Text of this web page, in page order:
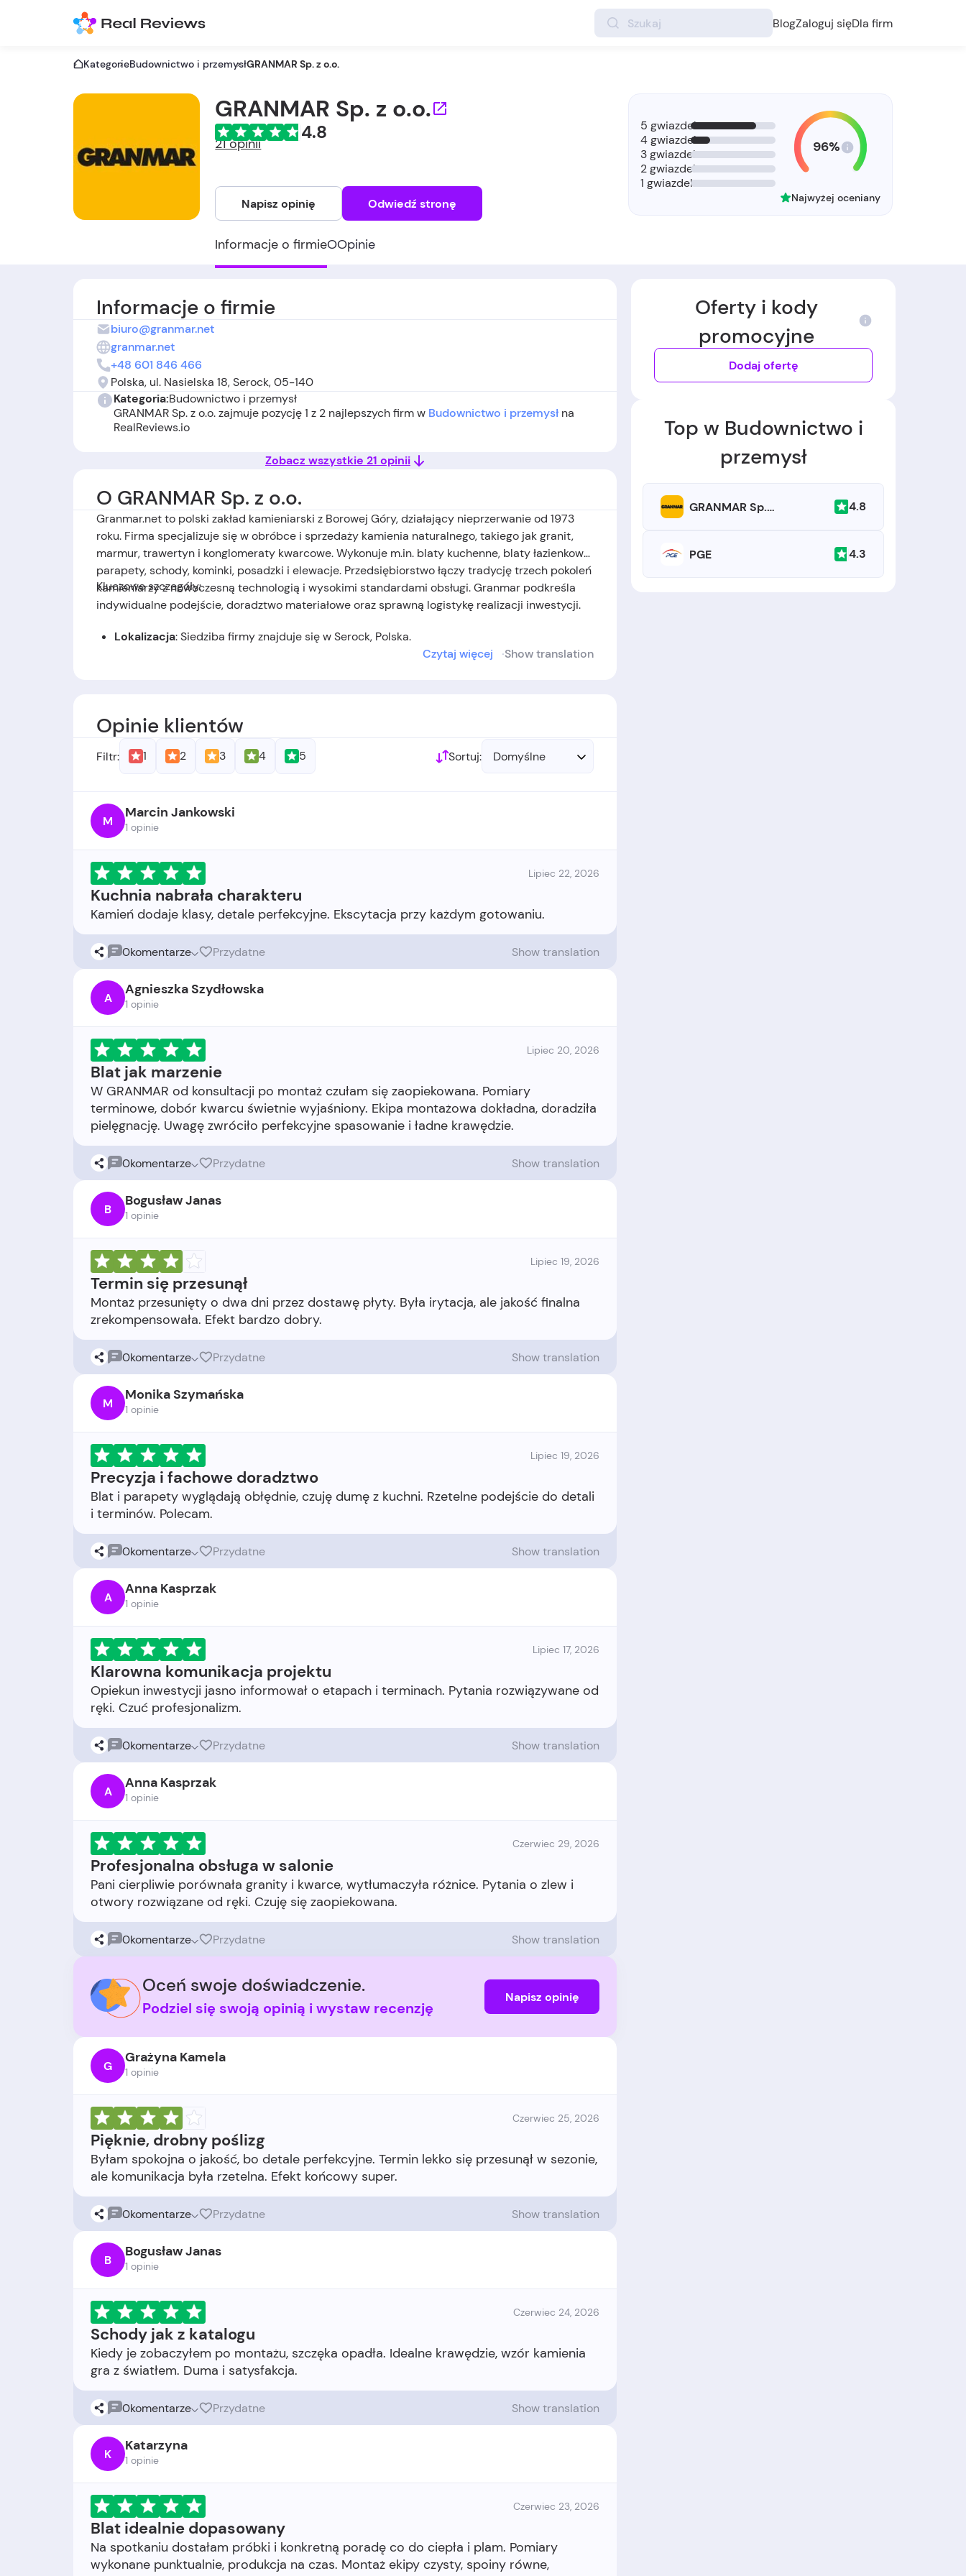
BlogZaloguj sięDla firm
KategorieBudownictwo i przemysłGRANMAR Sp. z o.o.
GRANMAR Sp. z o.o.
4.8
21 opinii
Napisz opinię Odwiedź stronę
Informacje o firmieOOpinie
5 gwiazdek
4 gwiazdek
3 gwiazdek
2 gwiazdek
1 gwiazdek
96%
Najwyżej oceniany
Informacje o firmie
biuro@granmar.net
granmar.net
+48 601 846 466
Polska, ul. Nasielska 18, Serock, 05-140
Kategoria:Budownictwo i przemysł
GRANMAR Sp. z o.o. zajmuje pozycję 1 z 2 najlepszych firm w Budownictwo i przemysł na
RealReviews.io
Zobacz wszystkie 21 opinii
O GRANMAR Sp. z o.o.
Granmar.net to polski zakład kamieniarski z Borowej Góry, działający nieprzerwanie od 1973
roku. Firma specjalizuje się w obróbce i sprzedaży kamienia naturalnego, takiego jak granit,
marmur, trawertyn i konglomeraty kwarcowe. Wykonuje m.in. blaty kuchenne, blaty łazienkowe,
parapety, schody, kominki, posadzki i elewacje. Przedsiębiorstwo łączy tradycję trzech pokoleń
kamieniarzy z nowoczesną technologią i wysokimi standardami obsługi. Granmar podkreśla
indywidualne podejście, doradztwo materiałowe oraz sprawną logistykę realizacji inwestycji.
Kluczowe szczegóły:
Lokalizacja: Siedziba firmy znajduje się w Serock, Polska.
Czytaj więcej Show translation
Oferty i kody
promocyjne
Dodaj ofertę
Top w Budownictwo i
przemysł
GRANMAR Sp. z o.o. 4.8
PGE 4.3
Opinie klientów
Sortuj: Domyślne
Filtr: 1 2 3 4 5
M Marcin Jankowski
1 opinie
Lipiec 22, 2026
Kuchnia nabrała charakteru
0komentarze Przydatne Show translation
A Agnieszka Szydłowska
1 opinie
Lipiec 20, 2026
Blat jak marzenie
W GRANMAR od konsultacji po montaż czułam się zaopiekowana. Pomiary
terminowe, dobór kwarcu świetnie wyjaśniony. Ekipa montażowa dokładna, doradziła
0komentarze Przydatne Show translation
B Bogusław Janas
1 opinie
Lipiec 19, 2026
Termin się przesunął
Montaż przesunięty o dwa dni przez dostawę płyty. Była irytacja, ale jakość finalna
0komentarze Przydatne Show translation
M Monika Szymańska
1 opinie
Lipiec 19, 2026
Precyzja i fachowe doradztwo
Blat i parapety wyglądają obłędnie, czuję dumę z kuchni. Rzetelne podejście do detali
0komentarze Przydatne Show translation
A Anna Kasprzak
1 opinie
Lipiec 17, 2026
Klarowna komunikacja projektu
Opiekun inwestycji jasno informował o etapach i terminach. Pytania rozwiązywane od
0komentarze Przydatne Show translation
A Anna Kasprzak
1 opinie
Czerwiec 29, 2026
Profesjonalna obsługa w salonie
Pani cierpliwie porównała granity i kwarce, wytłumaczyła różnice. Pytania o zlew i
0komentarze Przydatne Show translation
Oceń swoje doświadczenie.
Podziel się swoją opinią i wystaw recenzję
Napisz opinię
G Grażyna Kamela
1 opinie
Czerwiec 25, 2026
Pięknie, drobny poślizg
Byłam spokojna o jakość, bo detale perfekcyjne. Termin lekko się przesunął w sezonie,
0komentarze Przydatne Show translation
B Bogusław Janas
1 opinie
Czerwiec 24, 2026
Schody jak z katalogu
Kiedy je zobaczyłem po montażu, szczęka opadła. Idealne krawędzie, wzór kamienia
0komentarze Przydatne Show translation
K Katarzyna
1 opinie
Czerwiec 23, 2026
Blat idealnie dopasowany
Na spotkaniu dostałam próbki i konkretną poradę co do ciepła i plam. Pomiary
wykonane punktualnie, produkcja na czas. Montaż ekipy czysty, spoiny równe,